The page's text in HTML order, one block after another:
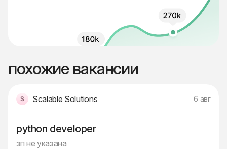
похожие вакансии
Scalable Solutions 6 авг
python developer
зп не указана